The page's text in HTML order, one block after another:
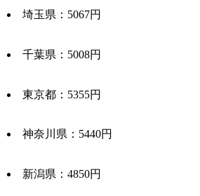
埼玉県：5067円
千葉県：5008円
東京都：5355円
神奈川県：5440円
新潟県：4850円